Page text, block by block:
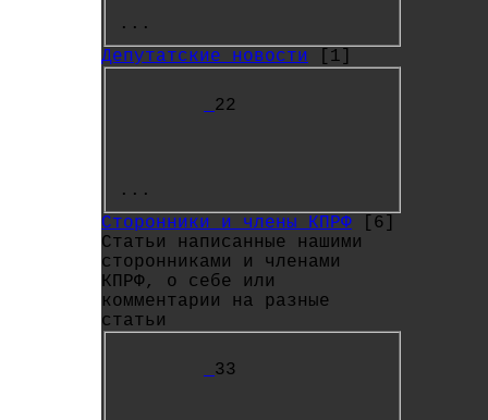
...
Депутатские новости
[1]
22
...
Сторонники и члены КПРФ
[6]
Статьи написанные нашими
сторонниками и членами
КПРФ, о себе или
комментарии на разные
статьи
33